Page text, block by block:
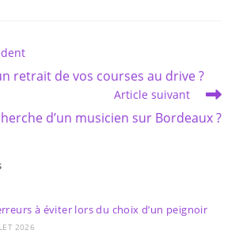
retrait de vos courses au drive ?
Article suivant
d’un musicien sur Bordeaux ?
à éviter lors du choix d’un peignoir
2026